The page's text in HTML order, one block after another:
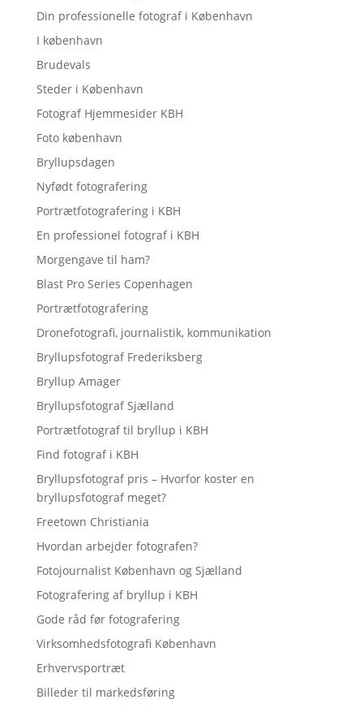
Din professionelle fotograf i København
I københavn
Brudevals
Steder i København
Fotograf Hjemmesider KBH
Foto københavn
Bryllupsdagen
Nyfødt fotografering
Portrætfotografering i KBH
En professionel fotograf i KBH
Morgengave til ham?
Blast Pro Series Copenhagen
Portrætfotografering
Dronefotografi, journalistik, kommunikation
Bryllupsfotograf Frederiksberg
Bryllup Amager
Bryllupsfotograf Sjælland
Portrætfotograf til bryllup i KBH
Find fotograf i KBH
Bryllupsfotograf pris – Hvorfor koster en
bryllupsfotograf meget?
Freetown Christiania
Hvordan arbejder fotografen?
Fotojournalist København og Sjælland
Fotografering af bryllup i KBH
Gode råd før fotografering
Virksomhedsfotografi København
Erhvervsportræt
Billeder til markedsføring